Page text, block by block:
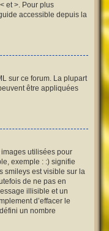
et >. Pour plus
accessible depuis la
sur ce forum. La plupart
être appliquées
utilisées pour
exemple : :) signifie
smileys est visible sur la
de ne pas en
illisible et un
d’effacer le
un nombre